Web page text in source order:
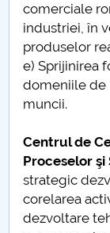
comerciale
industriei, în
produselor
e) Sprijinirea
domeniile de
muncii.
Centrul de
Proceselor şi
strategic
corelarea
dezvoltare